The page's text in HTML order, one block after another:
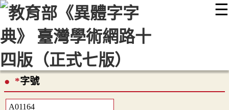
☰
::: 最新消息 常見問題 編輯說明
顯示模式
網站導覽
*字號